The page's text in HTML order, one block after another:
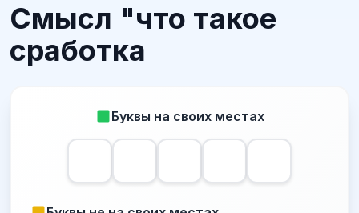
Смысл "что такое
сработка
Буквы на своих местах